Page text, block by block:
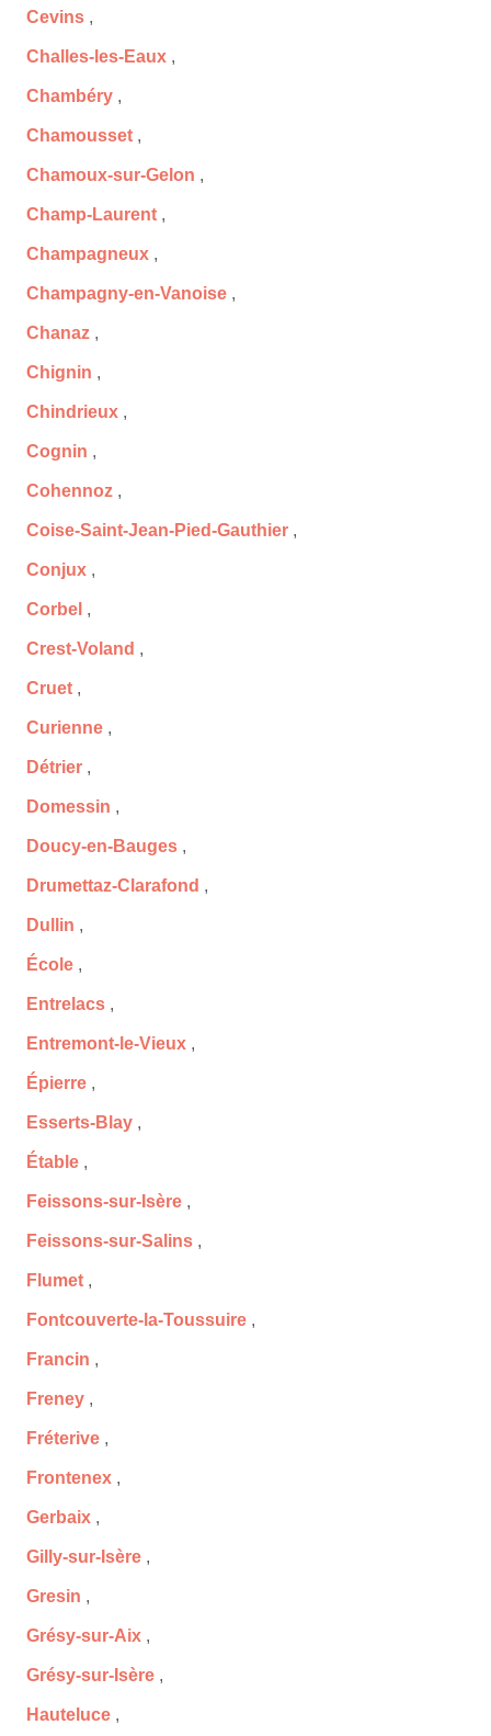
Cevins ,
Challes-les-Eaux ,
Chambéry ,
Chamousset ,
Chamoux-sur-Gelon ,
Champ-Laurent ,
Champagneux ,
Champagny-en-Vanoise ,
Chanaz ,
Chignin ,
Chindrieux ,
Cognin ,
Cohennoz ,
Coise-Saint-Jean-Pied-Gauthier ,
Conjux ,
Corbel ,
Crest-Voland ,
Cruet ,
Curienne ,
Détrier ,
Domessin ,
Doucy-en-Bauges ,
Drumettaz-Clarafond ,
Dullin ,
École ,
Entrelacs ,
Entremont-le-Vieux ,
Épierre ,
Esserts-Blay ,
Étable ,
Feissons-sur-Isère ,
Feissons-sur-Salins ,
Flumet ,
Fontcouverte-la-Toussuire ,
Francin ,
Freney ,
Fréterive ,
Frontenex ,
Gerbaix ,
Gilly-sur-Isère ,
Gresin ,
Grésy-sur-Aix ,
Grésy-sur-Isère ,
Hauteluce ,